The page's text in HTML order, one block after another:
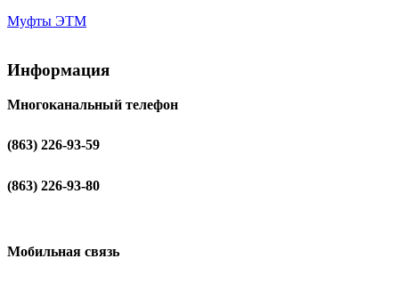
Муфты ЭТМ
Информация
Многоканальный телефон
(863) 226-93-59
(863) 226-93-80
Мобильная связь